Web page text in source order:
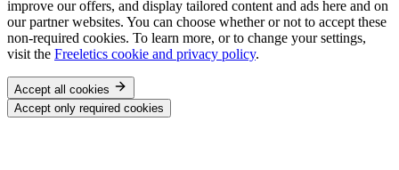
improve our offers, and display tailored content and ads here and on
our partner websites. You can choose whether or not to accept these
non-required cookies. To learn more, or to change your settings,
visit the Freeletics cookie and privacy policy.
Accept all cookies
Accept only required cookies